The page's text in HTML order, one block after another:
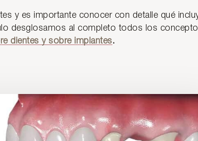
y es importante conocer con detalle qué
desglosamos al completo todos los
dientes y sobre implantes.